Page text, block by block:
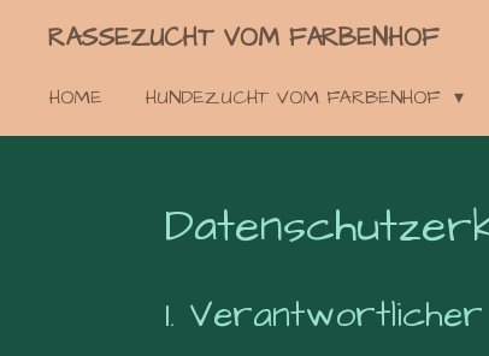
springen
RASSEZUCHT VOM FARBENHOF
HOME HUNDEZUCHT VOM FARBENHOF
1. Verantwortlicher